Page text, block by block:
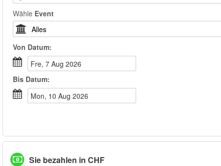
Wähle Event
Von Datum:
Fre, 7 Aug 2026
Bis Datum:
Mon, 10 Aug 2026
Sie bezahlen in CHF